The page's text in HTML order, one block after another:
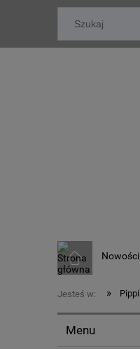
Nowości
Jesteś w: » Pippi
Menu